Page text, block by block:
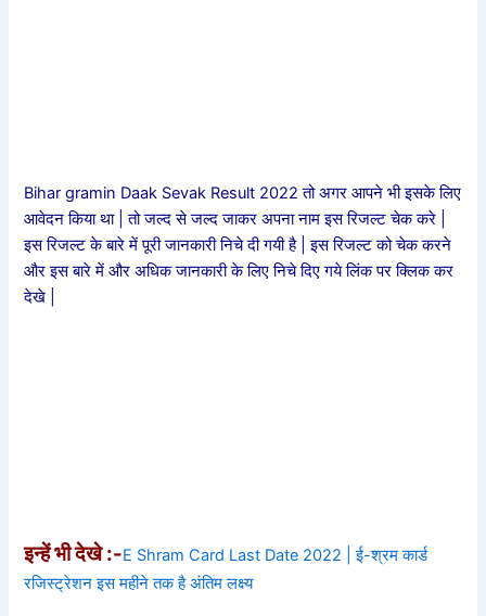
Bihar gramin Daak Sevak Result 2022 तो अगर आपने भी इसके लिए
आवेदन किया था | तो जल्द से जल्द जाकर अपना नाम इस रिजल्ट चेक करे |
इस रिजल्ट के बारे में पूरी जानकारी निचे दी गयी है | इस रिजल्ट को चेक करने
और इस बारे में और अधिक जानकारी के लिए निचे दिए गये लिंक पर क्लिक कर
देखे |
इन्हें भी देखे :-E Shram Card Last Date 2022 | ई-श्रम कार्ड
रजिस्ट्रेशन इस महीने तक है अंतिम लक्ष्य